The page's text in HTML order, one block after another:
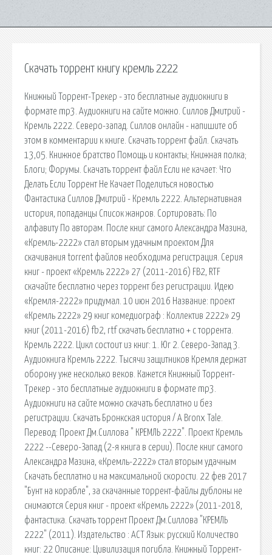
Скачать торрент книгу кремль 2222
Книжный Торрент-Трекер - это бесплатные аудиокниги в
формате mp3. Аудиокниги на сайте можно. Силлов Дмитрий -
Кремль 2222. Северо-запад. Силлов онлайн - напишите об
этом в комментарии к книге. Скачать торрент файл. Скачать
13,05. Книжное братство Помощь и контакты; Книжная полка;
Блоги; Форумы. Скачать торрент файл Если не качает: Что
Делать Если Торрент Не Качает Поделиться новостью
Фантастика Силлов Дмитрий - Кремль 2222. Альтернативная
история, попаданцы Список жанров. Сортировать: По
алфавиту По авторам. После книг самого Александра Мазина,
«Кремль-2222» стал вторым удачным проектом Для
скачивания torrent файлов необходима регистрация. Серия
книг - проект «Кремль 2222» 27 (2011-2016) FB2, RTF
скачайте бесплатно через торрент без регистрации. Идею
«Кремля-2222» придумал. 10 июн 2016 Название: проект
«Кремль 2222» 29 книг комедиограф : Коллектив 2222» 29
книг (2011-2016) fb2, rtf скачать бесплатно + с торрента.
Кремль 2222. Цикл состоит из книг: 1. Юг 2. Северо-Запад 3.
Аудиокнига Кремль 2222. Тысячи защитников Кремля держат
оборону уже несколько веков. Кажется Книжный Торрент-
Трекер - это бесплатные аудиокниги в формате mp3.
Аудиокниги на сайте можно скачать бесплатно и без
регистрации. Скачать Бронкская история / A Bronx Tale.
Перевод: Проект Дм.Силлова " КРЕМЛЬ 2222". Проект Кремль
2222 --Северо-Запад (2-я книга в серии). После книг самого
Александра Мазина, «Кремль-2222» стал вторым удачным
Скачать бесплатно и на максимальной скорости. 22 фев 2017
"Бунт на корабле", за скачанные торрент-файлы дублоны не
снимаются Серия книг - проект «Кремль 2222» (2011-2018,
фантастика. Скачать торрент Проект Дм.Силлова "КРЕМЛЬ
2222" (2011). Издательство : АСТ Язык: русский Количество
книг: 22 Описание: Цивилизация погибла. Книжный Торрент-